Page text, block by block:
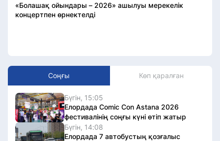
«Болашақ ойындары – 2026» ашылуы мерекелік
концертпен өрнектелді
Соңғы Көп қаралған
Бүгін, 15:05
Елордада Comic Con Astana 2026
фестивалінің соңғы күні өтіп жатыр
Бүгін, 14:08
Елордада 7 автобустың қозғалыс